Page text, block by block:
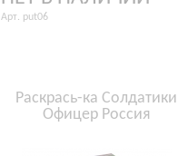
Арт. put06
Раcкрась-ка Солдатики
Офицер Россия